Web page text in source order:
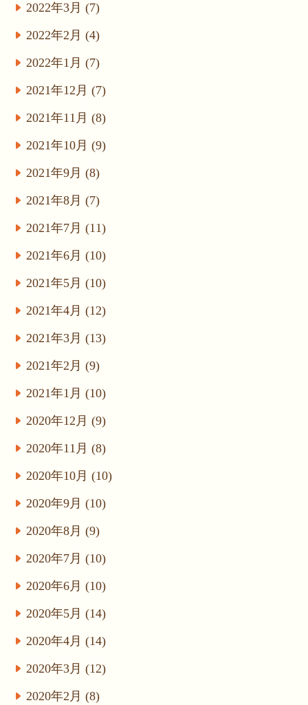
2022年3月 (7)
2022年2月 (4)
2022年1月 (7)
2021年12月 (7)
2021年11月 (8)
2021年10月 (9)
2021年9月 (8)
2021年8月 (7)
2021年7月 (11)
2021年6月 (10)
2021年5月 (10)
2021年4月 (12)
2021年3月 (13)
2021年2月 (9)
2021年1月 (10)
2020年12月 (9)
2020年11月 (8)
2020年10月 (10)
2020年9月 (10)
2020年8月 (9)
2020年7月 (10)
2020年6月 (10)
2020年5月 (14)
2020年4月 (14)
2020年3月 (12)
2020年2月 (8)